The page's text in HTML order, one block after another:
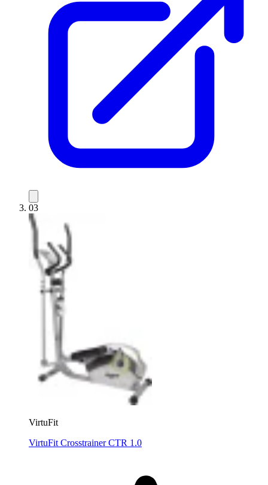
03
VirtuFit
VirtuFit Crosstrainer CTR 1.0